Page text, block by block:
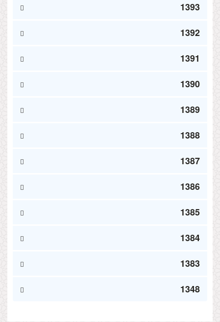
1393
1392
1391
1390
1389
1388
1387
1386
1385
1384
1383
1348